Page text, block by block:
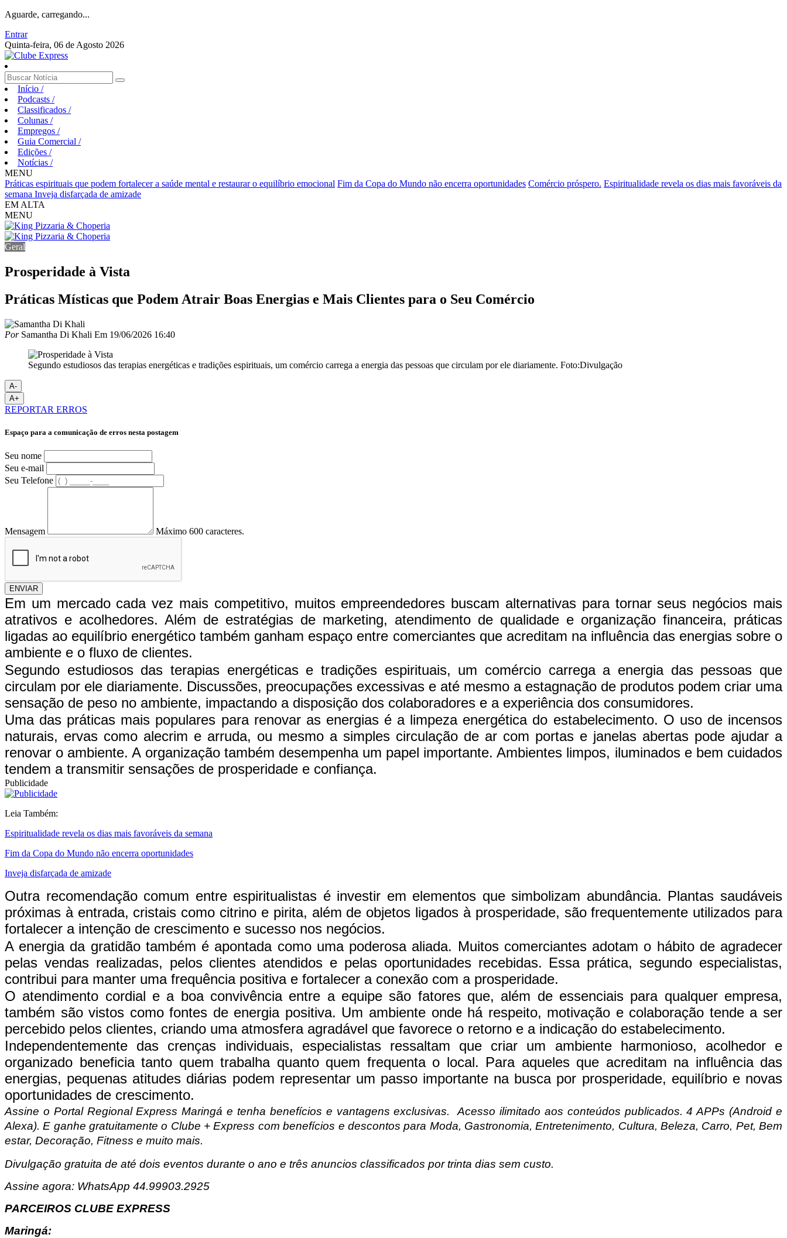
Aguarde, carregando...
Entrar
Quinta-feira, 06 de Agosto 2026
Início /
Podcasts /
Classificados /
Colunas /
Empregos /
Guia Comercial /
Edições /
Notícias /
MENU
Práticas espirituais que podem fortalecer a saúde mental e restaurar o equilíbrio emocional Fim da Copa do Mundo não encerra oportunidades Comércio próspero. Espiritualidade revela os dias mais favoráveis da
semana Inveja disfarçada de amizade
EM ALTA
MENU
Geral
Prosperidade à Vista
Práticas Místicas que Podem Atrair Boas Energias e Mais Clientes para o Seu Comércio
PorSamantha Di Khali Em 19/06/2026 16:40
Segundo estudiosos das terapias energéticas e tradições espirituais, um comércio carrega a energia das pessoas que circulam por ele diariamente. Foto:Divulgação
A-
A+
REPORTAR ERROS
Espaço para a comunicação de erros nesta postagem
Seu nome
Seu e-mail
Seu Telefone
Mensagem Máximo 600 caracteres.
ENVIAR
Em um mercado cada vez mais competitivo, muitos empreendedores buscam alternativas para tornar seus negócios mais
atrativos e acolhedores. Além de estratégias de marketing, atendimento de qualidade e organização financeira, práticas
ligadas ao equilíbrio energético também ganham espaço entre comerciantes que acreditam na influência das energias sobre o
ambiente e o fluxo de clientes.
Segundo estudiosos das terapias energéticas e tradições espirituais, um comércio carrega a energia das pessoas que
circulam por ele diariamente. Discussões, preocupações excessivas e até mesmo a estagnação de produtos podem criar uma
sensação de peso no ambiente, impactando a disposição dos colaboradores e a experiência dos consumidores.
Uma das práticas mais populares para renovar as energias é a limpeza energética do estabelecimento. O uso de incensos
naturais, ervas como alecrim e arruda, ou mesmo a simples circulação de ar com portas e janelas abertas pode ajudar a
renovar o ambiente. A organização também desempenha um papel importante. Ambientes limpos, iluminados e bem cuidados
tendem a transmitir sensações de prosperidade e confiança.
Publicidade
Leia Também:
Espiritualidade revela os dias mais favoráveis da semana
Fim da Copa do Mundo não encerra oportunidades
Inveja disfarçada de amizade
Outra recomendação comum entre espiritualistas é investir em elementos que simbolizam abundância. Plantas saudáveis
próximas à entrada, cristais como citrino e pirita, além de objetos ligados à prosperidade, são frequentemente utilizados para
fortalecer a intenção de crescimento e sucesso nos negócios.
A energia da gratidão também é apontada como uma poderosa aliada. Muitos comerciantes adotam o hábito de agradecer
pelas vendas realizadas, pelos clientes atendidos e pelas oportunidades recebidas. Essa prática, segundo especialistas,
contribui para manter uma frequência positiva e fortalecer a conexão com a prosperidade.
O atendimento cordial e a boa convivência entre a equipe são fatores que, além de essenciais para qualquer empresa,
também são vistos como fontes de energia positiva. Um ambiente onde há respeito, motivação e colaboração tende a ser
percebido pelos clientes, criando uma atmosfera agradável que favorece o retorno e a indicação do estabelecimento.
Independentemente das crenças individuais, especialistas ressaltam que criar um ambiente harmonioso, acolhedor e
organizado beneficia tanto quem trabalha quanto quem frequenta o local. Para aqueles que acreditam na influência das
energias, pequenas atitudes diárias podem representar um passo importante na busca por prosperidade, equilíbrio e novas
oportunidades de crescimento.
Assine o Portal Regional Express Maringá e tenha benefícios e vantagens exclusivas.
Acesso ilimitado aos conteúdos publicados. 4 APPs (Android e
Alexa). E ganhe gratuitamente o Clube + Express com benefícios e descontos para Moda, Gastronomia, Entretenimento, Cultura, Beleza, Carro, Pet, Bem
estar, Decoração, Fitness e muito mais.
Divulgação gratuita de até dois eventos durante o ano e três anuncios classificados por trinta dias sem custo.
Assine agora: WhatsApp 44.99903.2925
PARCEIROS CLUBE EXPRESS
Maringá: